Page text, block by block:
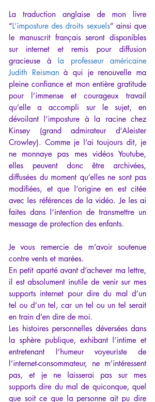
La traduction anglaise de mon livre
“L’imposture des droits sexuels” ainsi que
le manuscrit français seront disponibles
sur internet et remis pour diffusion
gracieuse à la professeur américaine
Judith Reisman à qui je renouvelle ma
pleine confiance et mon entière gratitude
pour l’immense et courageux travail
qu’elle a accompli sur le sujet, en
dévoilant l’imposture à la racine chez
Kinsey (grand admirateur d’Aleister
Crowley). Comme je l’ai toujours dit, je
ne monnaye pas mes vidéos Youtube,
elles peuvent donc être archivées,
diffusées du moment qu’elles ne sont pas
modifiées, et que l’origine en est citée
avec les références de la vidéo. Je les ai
faites dans l’intention de transmettre un
message de protection des enfants.
Je vous remercie de m’avoir soutenue
contre vents et marées.
En petit aparté avant d’achever ma lettre,
il est absolument inutile de venir sur mes
supports internet pour dire du mal d’un
tel ou d’un tel, car un tel ou un tel serait
en train d’en dire de moi.
Les histoires personnelles déversées dans
la sphère publique, exhibant l’intime et
entretenant l’humeur voyeuriste de
l’internet-consommateur, ne m’intéressent
pas, et je ne laisserai pas sur mes
supports dire du mal de quiconque, quel
que soit ce que la personne ait pu dire